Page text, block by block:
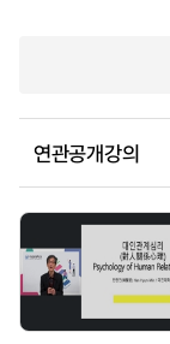
연관공개강의